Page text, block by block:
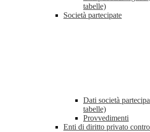
tabelle)
Società partecipate
Dati società
tabelle)
Provvedimenti
Enti di diritto privato